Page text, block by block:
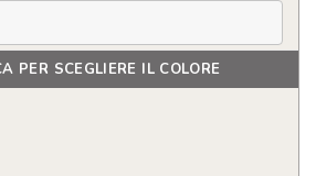
PER SCEGLIERE IL COLORE